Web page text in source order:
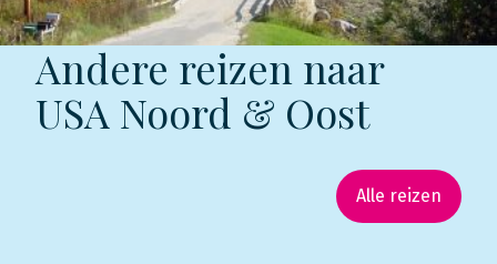
Andere reizen naar
USA Noord & Oost
Alle reizen